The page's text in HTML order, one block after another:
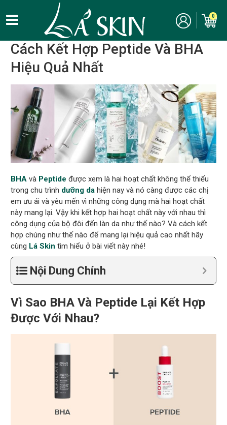
0
Kinh nghiệm, bí quyết làm đẹp
Thành phần mỹ
phẩm
BHA
Cách Kết Hợp Peptide Và BHA
Hiệu Quả Nhất
BHA và Peptide được xem là hai hoạt chất không thể thiếu
trong chu trình dưỡng da hiện nay và nó càng được các chị
em ưu ái và yêu mến vì những công dụng mà hai hoạt chất
này mang lại. Vậy khi kết hợp hai hoạt chất này với nhau thì
công dụng của bộ đôi đến làn da như thế nào? Và cách kết
hợp chúng như thế nào để mang lại hiệu quả cao nhất hãy
cùng Lá Skin tìm hiểu ở bài viết này nhé!
Nội Dung Chính
Vì Sao BHA Và Peptide Lại Kết Hợp
Được Với Nhau?